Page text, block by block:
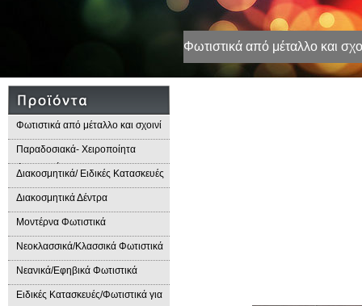
Φωτιστικά από μέταλλο και
Φωτιστικά από μέταλλο και σχοινί
Παραδοσιακά- Χειροποίητα
Φωτιστικά
Διακοσμητικά/ Ειδικές Κατασκευές
Διακοσμητικά Δέντρα
Μοντέρνα Φωτιστικά
Νεοκλασσικά/Κλασσικά Φωτιστικά
Νεανικά/Εφηβικά Φωτιστικά
Ειδικές Κατασκευές/Φωτιστικά για